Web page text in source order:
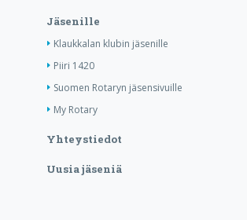
Jäsenille
Klaukkalan klubin jäsenille
Piiri 1420
Suomen Rotaryn jäsensivuille
My Rotary
Yhteystiedot
Uusia jäseniä